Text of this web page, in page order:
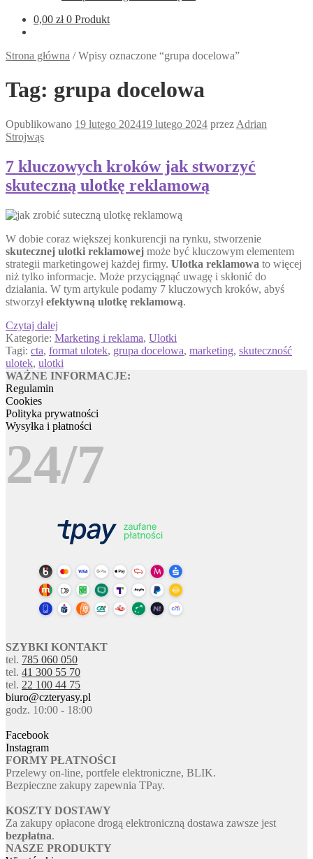
0,00 zł 0 Produkt
Strona główna /Wpisy oznaczone “grupa docelowa”
Tag: grupa docelowa
Opublikowano 19 lutego 202419 lutego 2024 przez Adrian
Strojwąs
7 kluczowych kroków jak stworzyć
skuteczną ulotkę reklamową
W dobie coraz większej konkurencji na rynku, stworzenie
skutecznej ulotki reklamowej może być kluczowym elementem
strategii marketingowej każdej firmy. Ulotka reklamowa to więcej
niż tylko informacje. Może przyciągnąć uwagę i skłonić do
działania. W tym artykule podamy 7 kluczowych kroków, abyś
stworzyłefektywną ulotkę reklamową.
Czytaj dalej
kluczowych
kroków
jak
stworzyć
reklamową
Kategorie: Marketing i reklama, Ulotki
Tagi: cta, format ulotek, grupa docelowa, marketing, skuteczność
ulotek, ulotki
WAŻNE INFORMACJE:
Regulamin
Cookies
Polityka prywatności
Wysyłka i płatności
24/7
SZYBKI KONTAKT
tel. 785 060 050
tel. 41 300 55 70
tel. 22 100 44 75
biuro@czteryasy.pl
godz. 10:00 - 18:00
Facebook
Instagram
FORMY PŁATNOŚCI
Przelewy on-line, portfele elektroniczne, BLIK.
Bezpieczne zakupy zapewnia TPay.
KOSZTY DOSTAWY
Za zakupy opłacone drogą elektroniczną dostawa zawsze jest
bezpłatna.
NASZE PRODUKTY